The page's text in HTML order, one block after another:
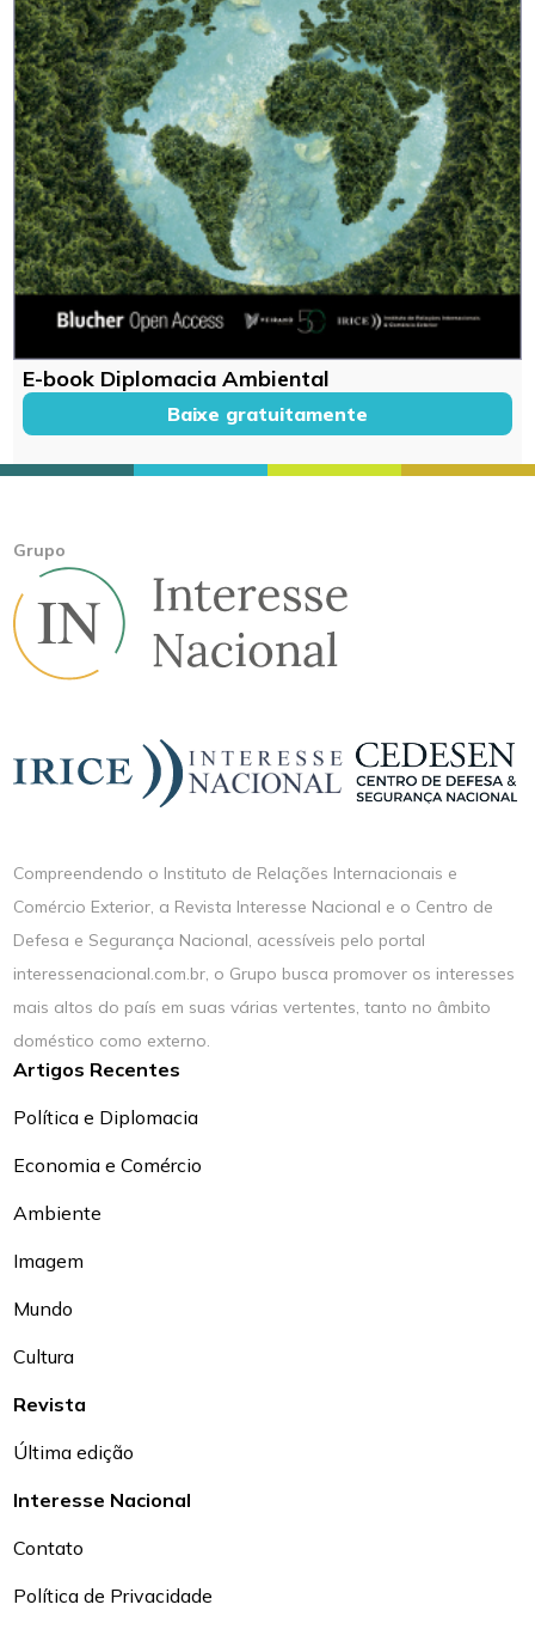
E-book Diplomacia Ambiental
Baixe gratuitamente
Grupo
Compreendendo o Instituto de Relações Internacionais e
Comércio Exterior, a Revista Interesse Nacional e o Centro de
Defesa e Segurança Nacional, acessíveis pelo portal
interessenacional.com.br, o Grupo busca promover os interesses
mais altos do país em suas várias vertentes, tanto no âmbito
doméstico como externo.
Artigos Recentes
Política e Diplomacia
Economia e Comércio
Ambiente
Imagem
Mundo
Cultura
Revista
Última edição
Interesse Nacional
Contato
Política de Privacidade